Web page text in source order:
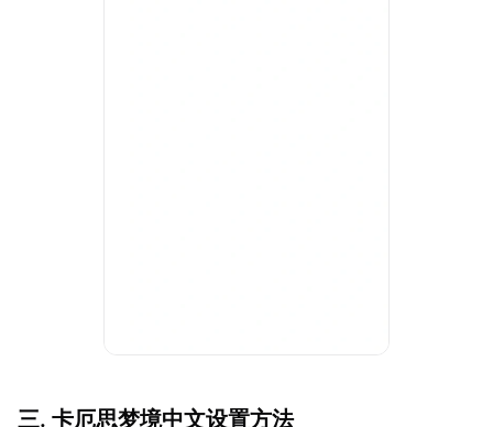
三. 卡厄思梦境中文设置方法